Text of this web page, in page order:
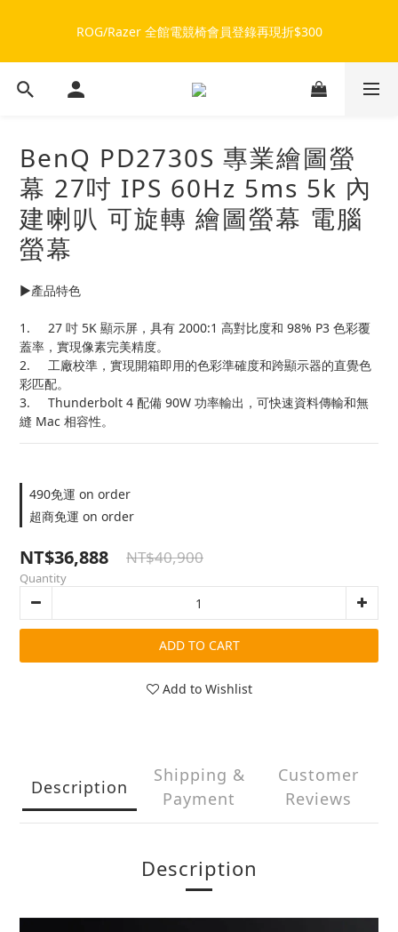
折300
BenQ PD2730S 專業繪圖螢
幕 27吋 IPS 60Hz 5ms 5k 內
建喇叭 可旋轉 繪圖螢幕 電腦
螢幕
▶️產品特色
1.	27 吋 5K 顯示屏，具有 2000:1 高對比度和 98% P3 色彩覆
蓋率，實現像素完美精度。
2.	工廠校準，實現開箱即用的色彩準確度和跨顯示器的直覺色
彩匹配。
3.	Thunderbolt 4 配備 90W 功率輸出，可快速資料傳輸和無
縫 Mac 相容性。
490免運 on order
超商免運 on order
NT$36,888 NT$40,900
Quantity
ADD TO CART
Add to Wishlist
Description
Shipping &
Payment
Customer
Reviews
Description